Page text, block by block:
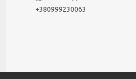
+380999230063